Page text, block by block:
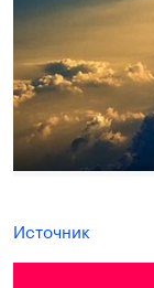
Источник